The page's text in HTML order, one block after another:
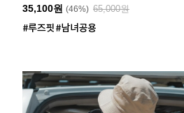
35,100원 (46%) 65,000원